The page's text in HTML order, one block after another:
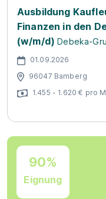
Ausbildung
Finanzen in den
(w/m/d)Debeka-
01.09.2026
96047 Bamberg
1.455 - 1.620 € pro
90%
Eignung